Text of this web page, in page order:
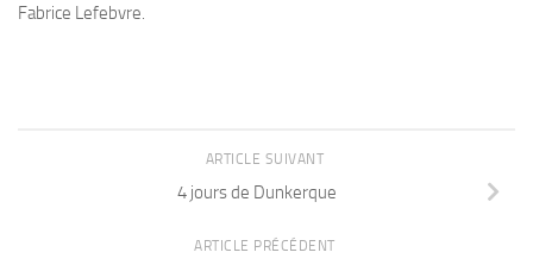
Fabrice Lefebvre.
ARTICLE SUIVANT
4 jours de Dunkerque
ARTICLE PRÉCÉDENT